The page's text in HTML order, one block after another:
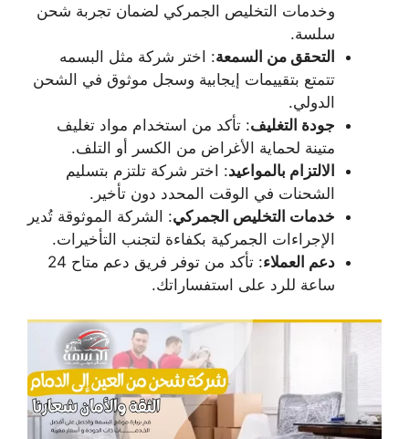
وخدمات التخليص الجمركي لضمان تجربة شحن
سلسة.
التحقق من السمعة: اختر شركة مثل البسمه
تتمتع بتقييمات إيجابية وسجل موثوق في الشحن
الدولي.
جودة التغليف: تأكد من استخدام مواد تغليف
متينة لحماية الأغراض من الكسر أو التلف.
الالتزام بالمواعيد: اختر شركة تلتزم بتسليم
الشحنات في الوقت المحدد دون تأخير.
خدمات التخليص الجمركي: الشركة الموثوقة تُدير
الإجراءات الجمركية بكفاءة لتجنب التأخيرات.
دعم العملاء
: تأكد من توفر فريق دعم متاح 24
ساعة للرد على استفساراتك.